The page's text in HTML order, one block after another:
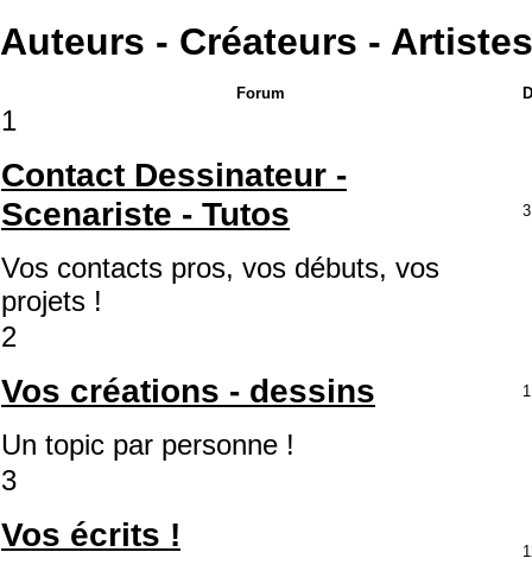
Auteurs - Créateurs - Artistes
Forum
1
Contact Dessinateur -
Scenariste - Tutos
Vos contacts pros, vos débuts, vos
projets !
2
Vos créations - dessins
Un topic par personne !
3
Vos écrits !